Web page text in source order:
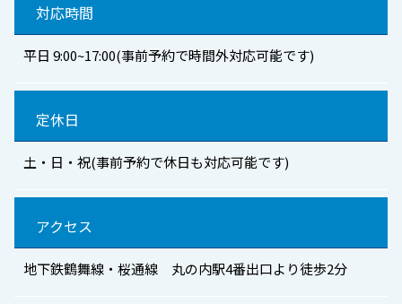
対応時間
平日 9:00~17:00(事前予約で時間外対応可能です)
定休日
土・日・祝(事前予約で休日も対応可能です)
アクセス
地下鉄鶴舞線・桜通線 丸の内駅4番出口より徒歩2分